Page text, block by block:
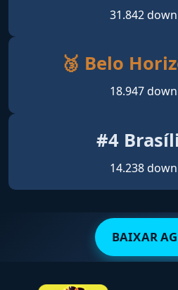
31.842
🥉 Belo
18.947
#4
14.238
BAIXAR